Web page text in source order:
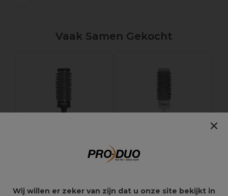
Vaak Samen Gekocht
43mm
Ceramic Ionic 37mm
Wij willen er zeker van zijn dat u onze site bekijkt in
×